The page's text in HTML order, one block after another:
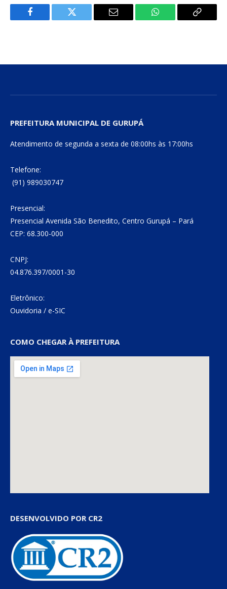
Facebook Twitter
E-
WhatsApp Copiar
PREFEITURA MUNICIPAL DE GURUPÁ
Atendimento de segunda a sexta de 08:00hs às 17:00hs
Telefone:
(91) 989030747
Presencial:
Presencial Avenida São Benedito, Centro Gurupá – Pará
CEP: 68.300-000
CNPJ:
04.876.397/0001-30
Eletrônico:
Ouvidoria / e-SIC
COMO CHEGAR À PREFEITURA
DESENVOLVIDO POR CR2